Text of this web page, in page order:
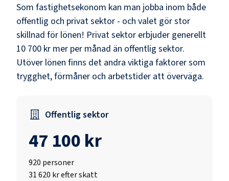
Som fastighetsekonom kan man jobba inom både
offentlig och privat sektor - och valet gör stor
skillnad för lönen! Privat sektor erbjuder generellt
10 700 kr mer per månad än offentlig sektor.
Utöver lönen finns det andra viktiga faktorer som
trygghet, förmåner och arbetstider att överväga.
Offentlig sektor
47 100 kr
920 personer
31 620 kr efter skatt